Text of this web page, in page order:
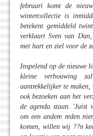
februari komt de
wintercollectie is
betekent gemiddeld
verklaart Sven van
met hart en ziel voor de
Inspelend op de nieuwe
kleine verbouwing
aantrekkelijker te
ook bezoeken aan het
de agenda staan. 'Juist
om een andere reden
komen, willen wij ??n